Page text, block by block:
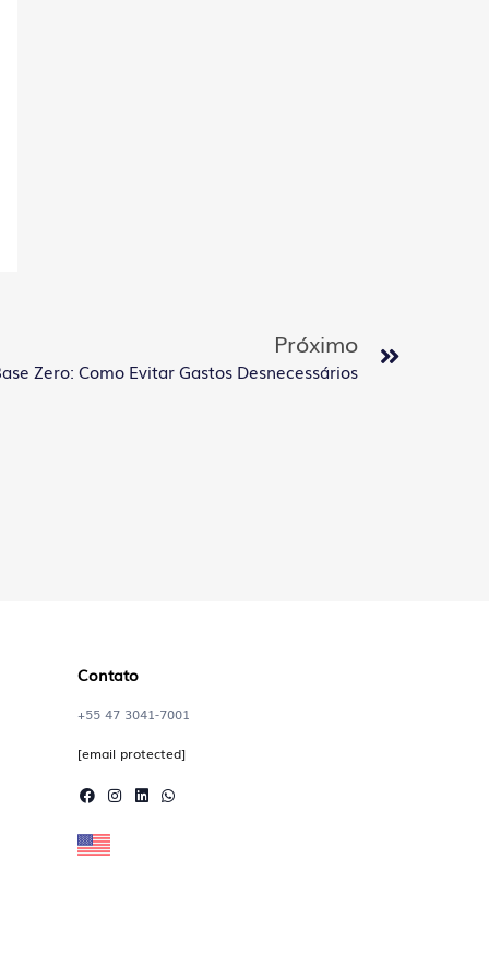
Próximo
Zero: Como Evitar Gastos Desnecessários
Contato
+55 47 3041-7001
[email protected]